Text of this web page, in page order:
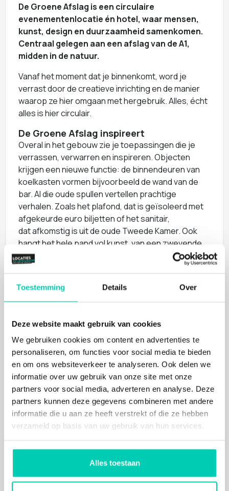
Toestemming Details Over
Deze website maakt gebruik van cookies
We gebruiken cookies om content en advertenties te
personaliseren, om functies voor social media te bieden
en om ons websiteverkeer te analyseren. Ook delen we
informatie over uw gebruik van onze site met onze
partners voor social media, adverteren en analyse. Deze
partners kunnen deze gegevens combineren met andere
informatie die u aan ze heeft verstrekt of die ze hebben
verzameld op basis van uw gebruik van hun services.
Alles toestaan
De Groene Afslag is een circulaire
evenementenlocatie én hotel, waar mensen,
kunst, design en duurzaamheid samenkomen.
Centraal gelegen aan een afslag van de A1,
midden in de natuur.
Vanaf het moment dat je binnenkomt, word je
verrast door de creatieve inrichting en de manier
waarop ze hier omgaan met hergebruik. Alles, écht
alles is hier circulair.
De Groene Afslag inspireert
Overal in het gebouw zie je toepassingen die je
verrassen, verwarren en inspireren. Objecten
krijgen een nieuwe functie: de binnendeuren van
koelkasten vormen bijvoorbeeld de wand van de
bar. Al die oude spullen vertellen prachtige
verhalen. Zoals het plafond, dat is geïsoleerd met
afgekeurde euro biljetten of het sanitair,
dat afkomstig is uit de oude Tweede Kamer. Ook
hangt het hele pand vol kunst, van een zwevende
mensenhaai gemaakt van vishaken van Vincent
Mock tot een wandkleed van Claudy Jongstra en
Elke ruimte van De Groene Afslag in
De eventruimtes en vergaderzalen zijn allemaal
anders ingericht. Er is een rariteitenkabinet vol
curiosa, een Mary Servaeskamer, een boardroom
waar alles van karton is, en een kleurrijk Circus
Andersom waar je op de muur spreuken leest die je
laten omdenken. Of wat dacht je van een
collegezaal die in het teken staat van het overview
effect? Ook de inboedel van het iconische Chinese
restaurant The Golden River uit Laren kreeg hier
gegroepeerd rond cateringpleintjes, zodat je een
locatie.